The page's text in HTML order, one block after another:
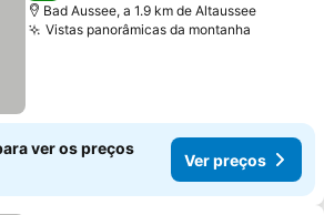
Bad Aussee, a 1.9 km de Altaussee
Vistas panorâmicas da montanha
ver os preços
Ver preços